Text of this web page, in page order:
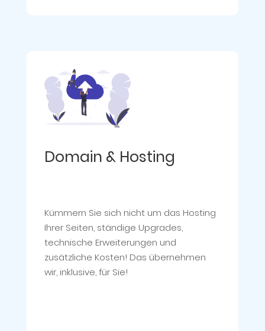
Domain & Hosting
Kümmern Sie sich nicht um das Hosting
Ihrer Seiten, ständige Upgrades,
technische Erweiterungen und
zusätzliche Kosten! Das übernehmen
wir, inklusive, für Sie!